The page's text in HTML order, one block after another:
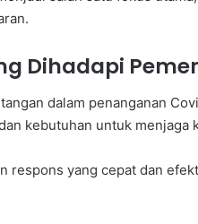
Dihadapi
dalam penanganan
kebutuhan untuk
respons yang cepat dan